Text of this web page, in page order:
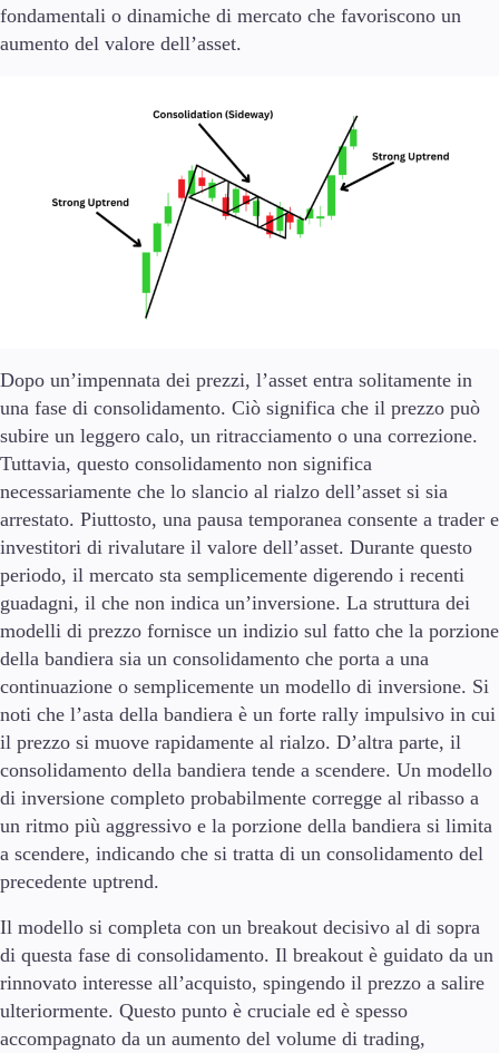
Guide
Chi siamo
Il Gruppo
Chi siamo
FAQ
News Aziendali
Contattaci
It
En
De
Sv
fondamentali o dinamiche di mercato che favoriscono un
aumento del valore dell’asset.
Dopo un’impennata dei prezzi, l’asset entra solitamente in
una fase di consolidamento. Ciò significa che il prezzo può
subire un leggero calo, un ritracciamento o una correzione.
Tuttavia, questo consolidamento non significa
necessariamente che lo slancio al rialzo dell’asset si sia
arrestato. Piuttosto, una pausa temporanea consente a trader e
investitori di rivalutare il valore dell’asset. Durante questo
periodo, il mercato sta semplicemente digerendo i recenti
guadagni, il che non indica un’inversione. La struttura dei
modelli di prezzo fornisce un indizio sul fatto che la porzione
della bandiera sia un consolidamento che porta a una
continuazione o semplicemente un modello di inversione. Si
noti che l’asta della bandiera è un forte rally impulsivo in cui
il prezzo si muove rapidamente al rialzo. D’altra parte, il
consolidamento della bandiera tende a scendere. Un modello
di inversione completo probabilmente corregge al ribasso a
un ritmo più aggressivo e la porzione della bandiera si limita
a scendere, indicando che si tratta di un consolidamento del
precedente uptrend.
Il modello si completa con un breakout decisivo al di sopra
di questa fase di consolidamento. Il breakout è guidato da un
rinnovato interesse all’acquisto, spingendo il prezzo a salire
ulteriormente. Questo punto è cruciale ed è spesso
accompagnato da un aumento del volume di trading,